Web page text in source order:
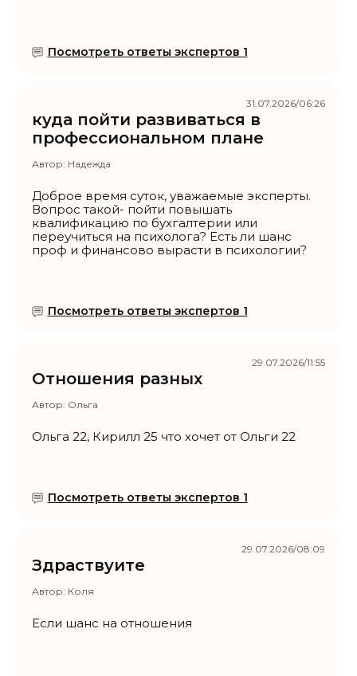
Посмотреть ответы экспертов 1
куда пойти развиваться в
профессиональном плане
Автор: Надежда
Доброе время суток, уважаемые эксперты.
Вопрос такой- пойти повышать
квалификацию по бухгалтерии или
переучиться на психолога? Есть ли шанс
проф и финансово вырасти в психологии?
Посмотреть ответы экспертов 1
31.07.2026/06:26
Отношения разных
Автор: Ольга
Ольга 22, Кирилл 25 что хочет от Ольги 22
Посмотреть ответы экспертов 1
29.07.2026/11:55
Здраствуите
Автор: Коля
Если шанс на отношения
29.07.2026/08:09